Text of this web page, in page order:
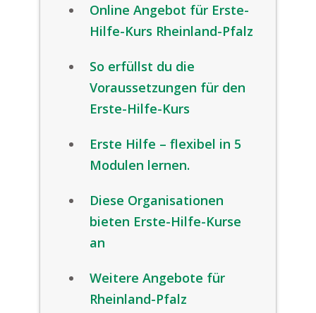
Online Angebot für Erste-
Hilfe-Kurs Rheinland-Pfalz
So erfüllst du die
Voraussetzungen für den
Erste-Hilfe-Kurs
Erste Hilfe – flexibel in 5
Modulen lernen.
Diese Organisationen
bieten Erste-Hilfe-Kurse
an
Weitere Angebote für
Rheinland-Pfalz